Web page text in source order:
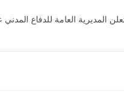
المديرية العامة للدفاع